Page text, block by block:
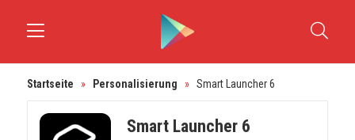
Startseite » Personalisierung » Smart Launcher 6
Smart Launcher 6